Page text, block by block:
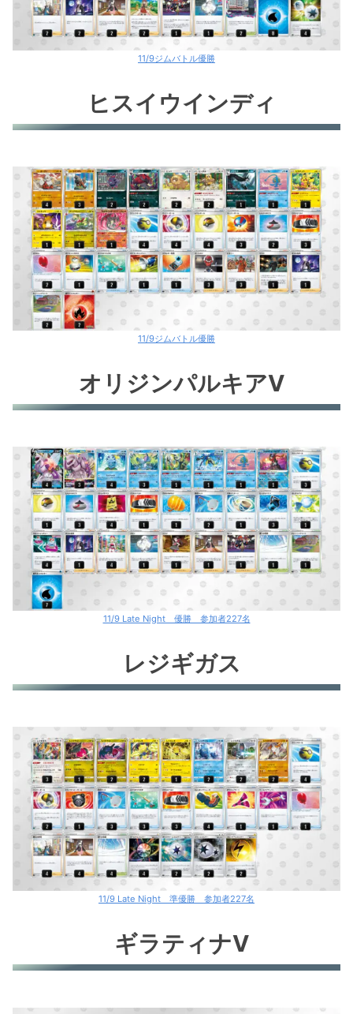
11/9ジムバトル優勝
ヒスイウインディ
11/9ジムバトル優勝
オリジンパルキアV
11/9 Late Night 優勝 参加者227名
レジギガス
11/9 Late Night 準優勝 参加者227名
ギラティナV